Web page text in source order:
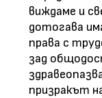
виждаме и
дотогава
права с
зад
призракът